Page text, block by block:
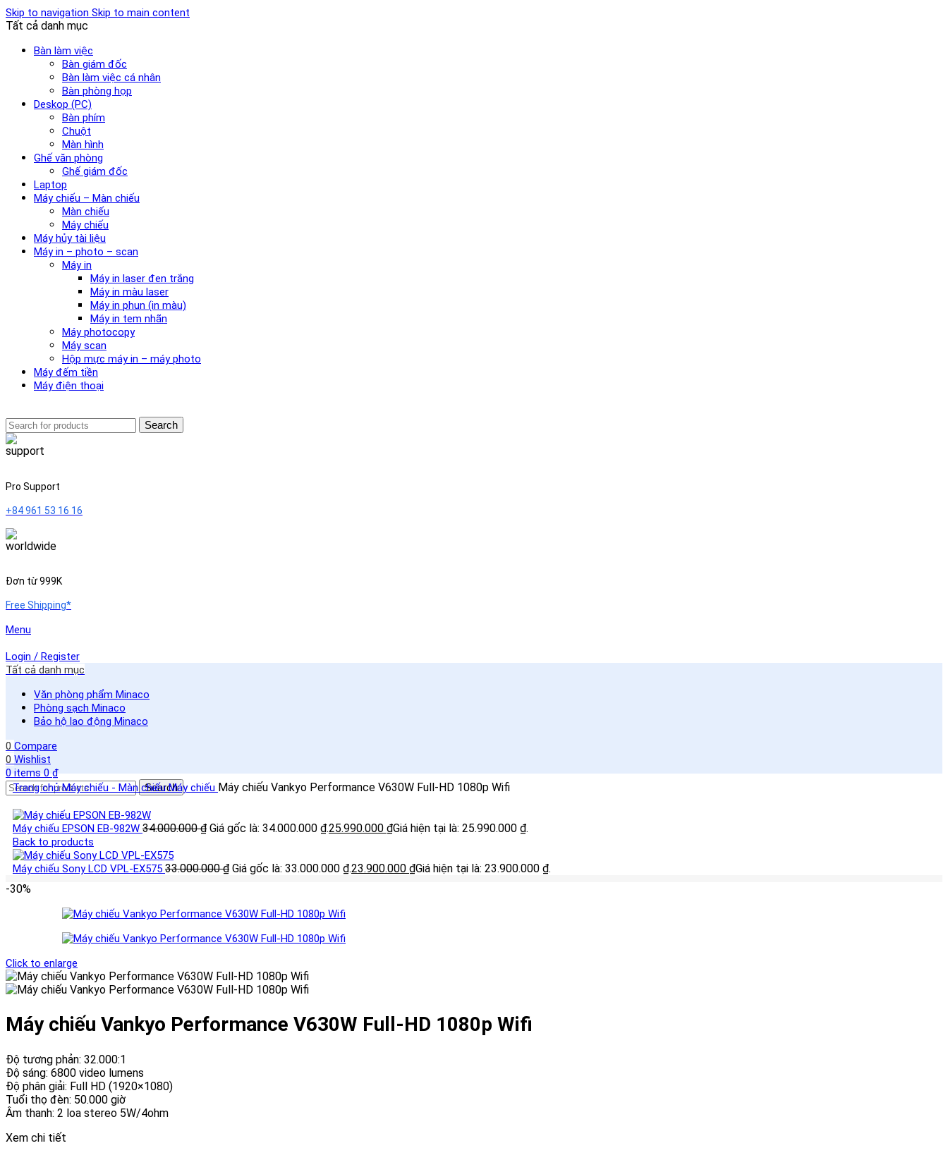
Skip to navigation Skip to main content
Tất cả danh mục
Bàn làm việc
Bàn giám đốc
Bàn làm việc cá nhân
Bàn phòng họp
Deskop (PC)
Bàn phím
Chuột
Màn hình
Ghế văn phòng
Ghế giám đốc
Laptop
Máy chiếu – Màn chiếu
Màn chiếu
Máy chiếu
Máy hủy tài liệu
Máy in – photo – scan
Máy in
Máy in laser đen trắng
Máy in màu laser
Máy in phun (in màu)
Máy in tem nhãn
Máy photocopy
Máy scan
Hộp mực máy in – máy photo
Máy đếm tiền
Máy điện thoại
Search
Pro Support
+84 961 53 16 16
Đơn từ 999K
Free Shipping*
Menu
Login / Register
Tất cả danh mục
Văn phòng phẩm Minaco
Phòng sạch Minaco
Bảo hộ lao động Minaco
0 Compare
0 Wishlist
0items 0₫
Search
Trang chủMáy chiếu - Màn chiếuMáy chiếu Máy chiếu Vankyo Performance V630W Full-HD 1080p Wifi
Máy chiếu EPSON EB-982W 34.000.000₫ Giá gốc là: 34.000.000 ₫.25.990.000 ₫Giá hiện tại là: 25.990.000 ₫.
Back to products
Máy chiếu Sony LCD VPL-EX575 33.000.000₫ Giá gốc là: 33.000.000 ₫.23.900.000 ₫Giá hiện tại là: 23.900.000 ₫.
-30%
Click to enlarge
Máy chiếu Vankyo Performance V630W Full-HD 1080p Wifi
Độ tương phản: 32.000:1
Độ sáng: 6800 video lumens
Độ phân giải: Full HD (1920×1080)
Tuổi thọ đèn: 50.000 giờ
Âm thanh: 2 loa stereo 5W/4ohm
Xem chi tiết